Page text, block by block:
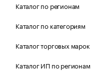
Каталог по регионам
Каталог по категориям
Каталог торговых марок
Каталог ИП по регионам